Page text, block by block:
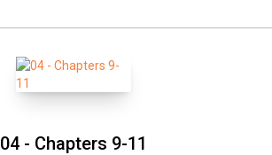
04 - Chapters 9-11
Facebook Twitter